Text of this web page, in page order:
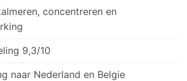
concentreren en
9,3/10
naar Nederland en Belgie